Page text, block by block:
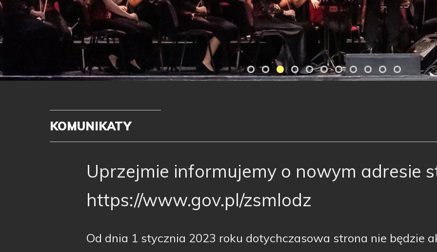
KOMUNIKATY
Uprzejmie informujemy o nowym adresie
https://www.gov.pl/zsmlodz
Od dnia 1 stycznia 2023 roku dotychczasowa strona nie będzie